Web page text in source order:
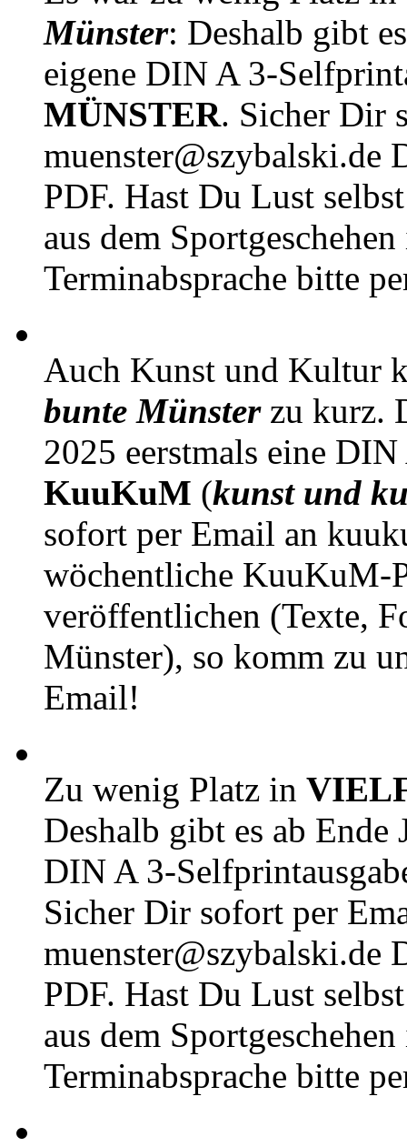
Münster: Deshalb gibt
eigene DIN A 3-
MÜNSTER. Sicher Dir
muenster@szybalski.de
PDF. Hast Du Lust
aus dem
Terminabsprache bitte
Auch Kunst und Kultur
bunte Münsterzu kurz.
2025 eerstmals eine
KuuKuM (kunst und
sofort per Email an
wöchentliche KuuKuM-
veröffentlichen (Texte,
Münster), so komm zu
Email!
Zu wenig Platz in
Deshalb gibt es ab Ende
DIN A 3-
Sicher Dir sofort per
muenster@szybalski.de
PDF. Hast Du Lust
aus dem
Terminabsprache bitte